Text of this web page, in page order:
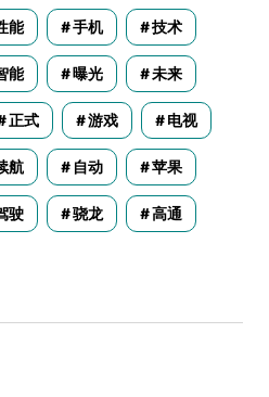
能 手机 技术
能 曝光 未来
正式 游戏 电视
航 自动 苹果
驶 骁龙 高通